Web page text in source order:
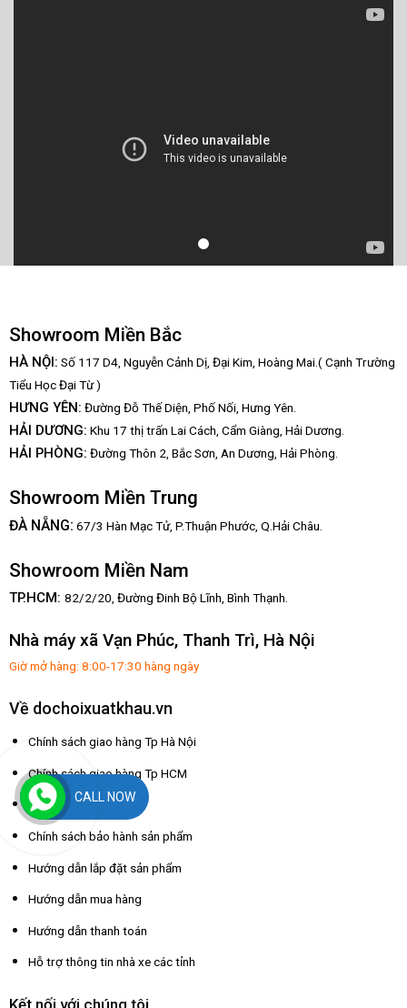
Showroom Miền Bắc
HÀ NỘI: Số 117 D4, Nguyễn Cảnh Dị, Đại Kim, Hoàng Mai.( Cạnh Trường
Tiểu Học Đại Từ )
HƯNG YÊN: Đường Đỗ Thế Diện, Phố Nối, Hưng Yên.
HẢI DƯƠNG: Khu 17 thị trấn Lai Cách, Cẩm Giàng, Hải Dương.
HẢI PHÒNG: Đường Thôn 2, Bắc Sơn, An Dương, Hải Phòng.
Showroom Miền Trung
ĐÀ NẴNG: 67/3 Hàn Mạc Tử, P.Thuận Phước, Q.Hải Châu.
Showroom Miền Nam
TP.HCM: 82/2/20, Đường Đinh Bộ Lĩnh, Bình Thạnh.
Nhà máy xã Vạn Phúc, Thanh Trì, Hà Nội
Giờ mở hàng: 8:00-17:30 hàng ngày
Về dochoixuatkhau.vn
Chính sách giao hàng Tp Hà Nội
Chính sách giao hàng Tp HCM
Chính sách đổi trả
Chính sách bảo hành sản phẩm
Hướng dẫn lắp đặt sản phẩm
Hướng dẫn mua hàng
Hướng dẫn thanh toán
Hỗ trợ thông tin nhà xe các tỉnh
CALL NOW